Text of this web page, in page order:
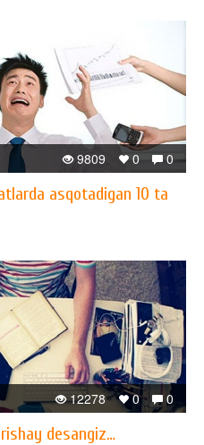
0
0
9809
asqotadigan 10 ta
0
0
12278
desangiz…